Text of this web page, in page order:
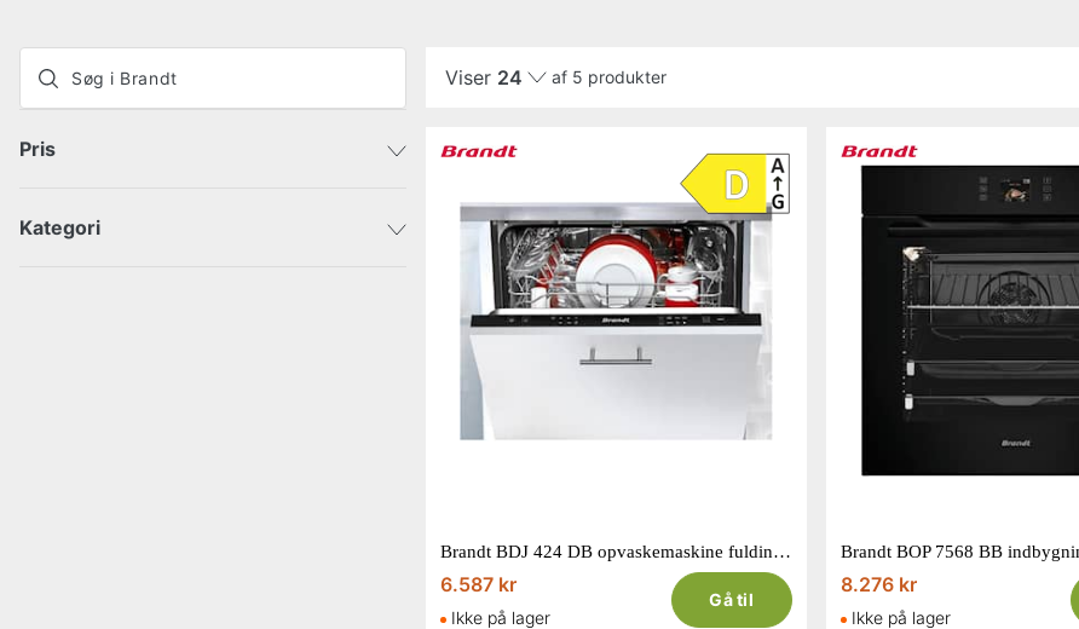
Pris
Kategori
Viser 24 af 5 produkter
Brandt BDJ 424 DB opvaskemaskine fuldintegreret 14 kuverter
6.587 kr
Ikke på lager
Gå til
8.276 kr
Ikke på lager